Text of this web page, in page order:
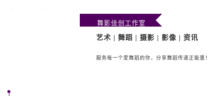
舞影佳创工作室
艺术 | 舞蹈 | 摄影 | 影像 | 资讯
服务每一个爱舞蹈的你，分享舞蹈传递正能量！